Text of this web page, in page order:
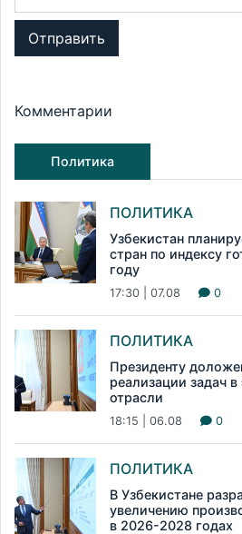
Отправить
Комментарии
Политика
ПОЛИТИКА
Узбекистан
стран по индексу
году
17:30 | 07.08 0
ПОЛИТИКА
Президенту
реализации задач в
отрасли
18:15 | 06.08 0
ПОЛИТИКА
В Узбекистане
увеличению
в 2026-2028 годах